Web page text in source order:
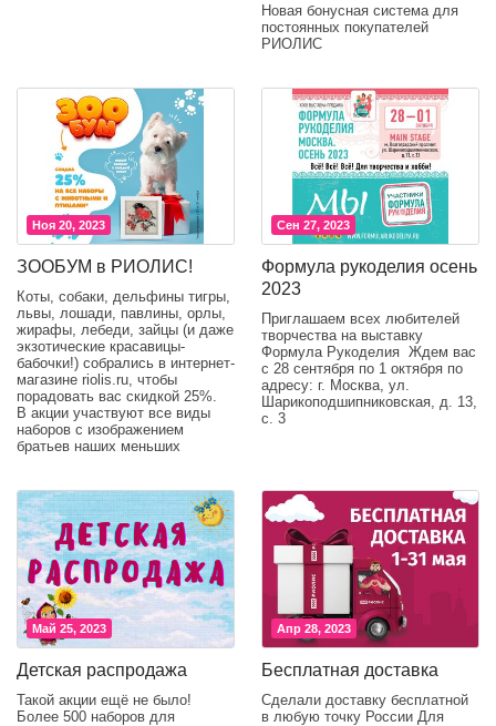
Новая бонусная система для
постоянных покупателей
РИОЛИС
Ноя 20, 2023
ЗООБУМ в РИОЛИС!
Коты, собаки, дельфины тигры,
львы, лошади, павлины, орлы,
жирафы, лебеди, зайцы (и даже
экзотические красавицы-
бабочки!) собрались в интернет-
магазине riolis.ru, чтобы
порадовать вас скидкой 25%.
В акции участвуют все виды
наборов с изображением
братьев наших меньших
Сен 27, 2023
Формула рукоделия осень
2023
Приглашаем всех любителей
творчества на выставку
Формула Рукоделия Ждем вас
с 28 сентября по 1 октября по
адресу: г. Москва, ул.
Шарикоподшипниковская, д. 13,
с. 3
Май 25, 2023
Детская распродажа
Такой акции ещё не было!
Более 500 наборов для
Апр 28, 2023
Бесплатная доставка
Сделали доставку бесплатной
в любую точку России Для